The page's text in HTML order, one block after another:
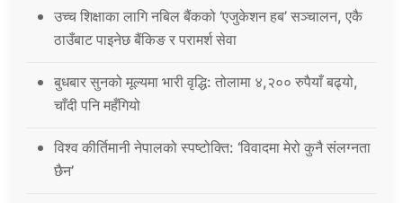
उच्च शिक्षाका लागि नबिल बैंकको ‘एजुकेशन हब’ सञ्चालन, एकै
ठाउँबाट पाइनेछ बैंकिङ र परामर्श सेवा
बुधबार सुनको मूल्यमा भारी वृद्धि: तोलामा ४,२०० रुपैयाँ बढ्यो,
चाँदी पनि महँगियो
विश्व कीर्तिमानी नेपालको स्पष्टोक्ति: ‘विवादमा मेरो कुनै संलग्नता
छैन’